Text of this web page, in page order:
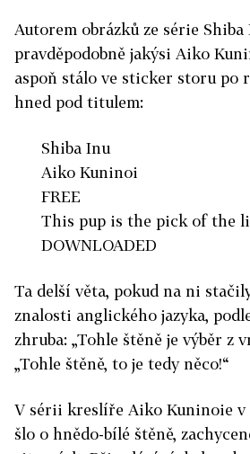
Autorem obrázků ze série Shiba
pravděpodobně jakýsi Aiko
aspoň stálo ve sticker storu
hned pod titulem:
Shiba Inu
Aiko Kuninoi
FREE
This pup is the pick of the
DOWNLOADED
Ta delší věta, pokud na ni
znalosti anglického jazyka,
zhruba: „Tohle štěně je výběr z
„Tohle štěně, to je tedy něco!“
V sérii kreslíře Aiko Kuninoie v
šlo o hnědo-bílé štěně,